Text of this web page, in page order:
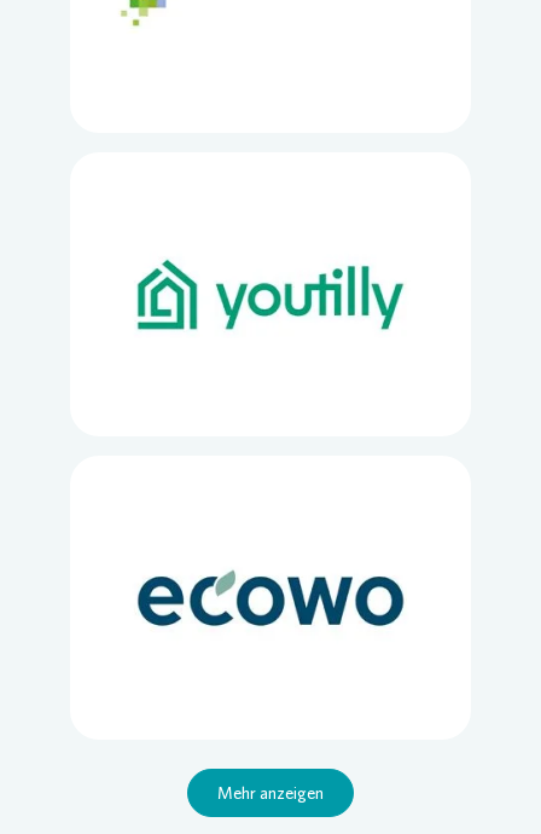
Loading...
Loading...
Mehr anzeigen